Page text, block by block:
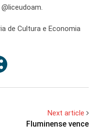
de Cultura e Economia
Next article
Fluminense vence